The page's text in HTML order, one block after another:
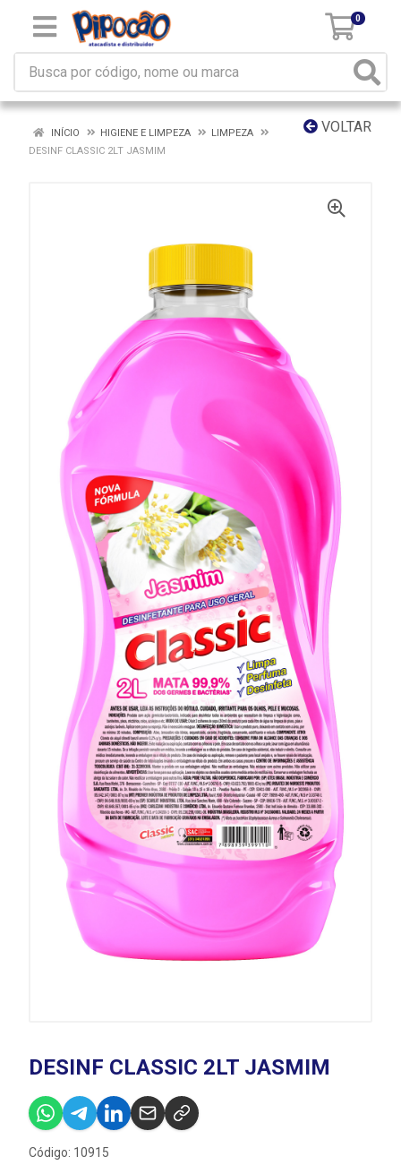
0
VOLTAR
INÍCIO HIGIENE E LIMPEZA
LIMPEZA
DESINF CLASSIC 2LT JASMIM
DESINF CLASSIC 2LT JASMIM
Código: 10915